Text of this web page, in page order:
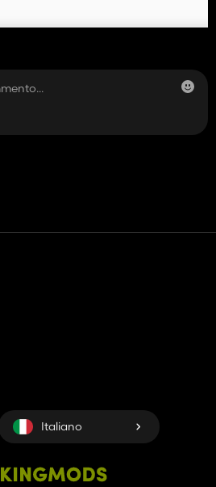
Italiano